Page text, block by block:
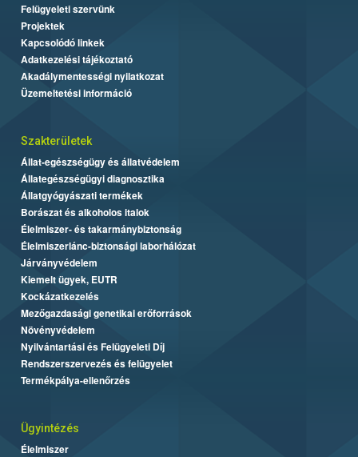
Felügyeleti szervünk
Projektek
Kapcsolódó linkek
Adatkezelési tájékoztató
Akadálymentességi nyilatkozat
Üzemeltetési információ
Szakterületek
Állat-egészségügy és állatvédelem
Állategészségügyi diagnosztika
Állatgyógyászati termékek
Borászat és alkoholos italok
Élelmiszer- és takarmánybiztonság
Élelmiszerlánc-biztonsági laborhálózat
Járványvédelem
Kiemelt ügyek, EUTR
Kockázatkezelés
Mezőgazdasági genetikai erőforrások
Növényvédelem
Nyilvántartási és Felügyeleti Díj
Rendszerszervezés és felügyelet
Termékpálya-ellenőrzés
Ügyintézés
Élelmiszer